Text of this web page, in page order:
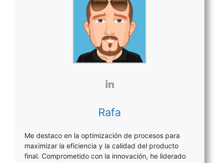
Rafa
Me destaco en la optimización de procesos para
maximizar la eficiencia y la calidad del producto
final. Comprometido con la innovación, he liderado